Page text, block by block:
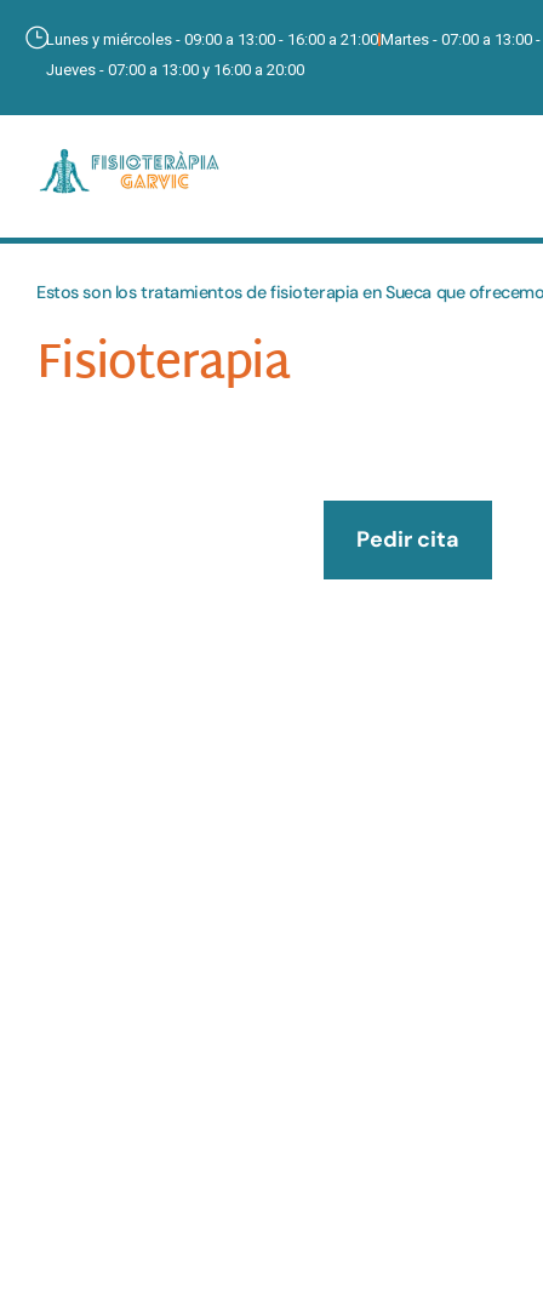
Lunes y miércoles - 09:00 a 13:00 - 16:00 a 21:00Martes - 07:00 a 13:00
Jueves - 07:00 a 13:00 y 16:00 a 20:00
Estos son los tratamientos de fisioterapia en Sueca que
Fisioterapia
Pedir cita